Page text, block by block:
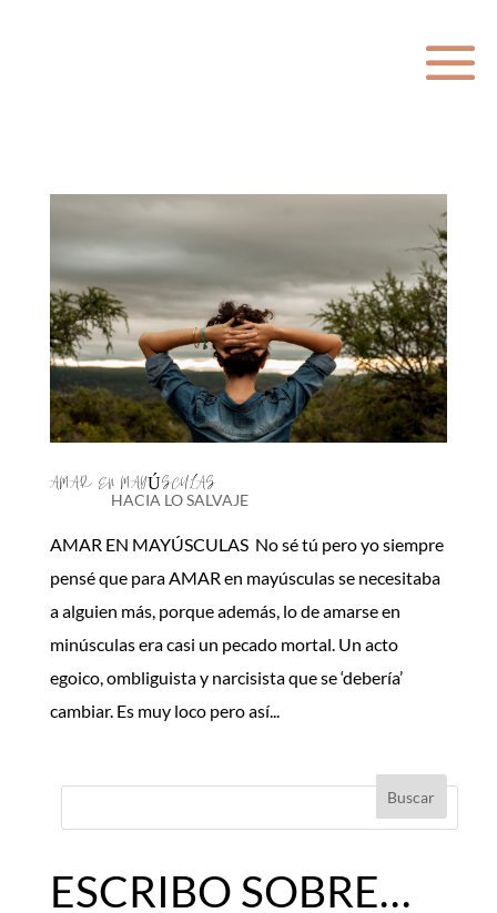
AMAR EN MAYÚSCULAS
HACIA LO SALVAJE
AMAR EN MAYÚSCULAS No sé tú pero yo siempre
pensé que para AMAR en mayúsculas se necesitaba
a alguien más, porque además, lo de amarse en
minúsculas era casi un pecado mortal. Un acto
egoico, ombliguista y narcisista que se ‘debería’
cambiar. Es muy loco pero así...
ESCRIBO SOBRE…